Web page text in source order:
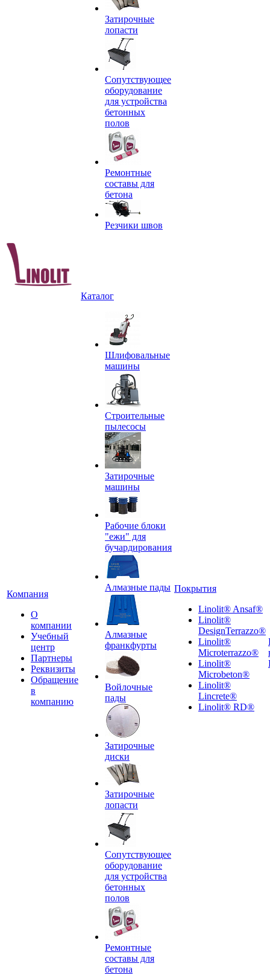
Затирочные
лопасти
Сопутствующее
оборудование
для устройства
бетонных
полов
Ремонтные
составы для
бетона
Резчики швов
Компания
О
компании
Учебный
центр
Партнеры
Реквизиты
Обращение
в
компанию
Каталог
Шлифовальные
машины
Строительные
пылесосы
Затирочные
машины
Рабочие блоки
"ежи" для
бучардирования
Алмазные пады
Алмазные
франкфурты
Войлочные
пады
Затирочные
диски
Затирочные
лопасти
Сопутствующее
оборудование
для устройства
бетонных
полов
Ремонтные
составы для
бетона
Покрытия
Linolit® Ansaf®
Linolit®
DesignTerrazzo®
Linolit®
Microterrazzo®
Linolit®
Microbeton®
Linolit®
Lincrete®
Linolit® RD®